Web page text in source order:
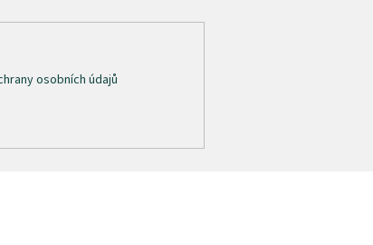
osobních údajů